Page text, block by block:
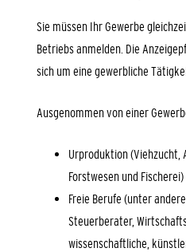
Sie müssen Ihr Gewerbe
Betriebs anmelden. Die
sich um eine gewerbliche
Ausgenommen von einer
Urproduktion (Viehzucht,
Forstwesen und Fischerei)
Freie Berufe (unter
Steuerberater,
wissenschaftliche,